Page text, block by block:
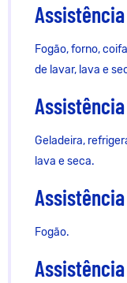
Fogão, forno,
de lavar, lava e
Assistência
Geladeira,
lava e seca.
Fogão.